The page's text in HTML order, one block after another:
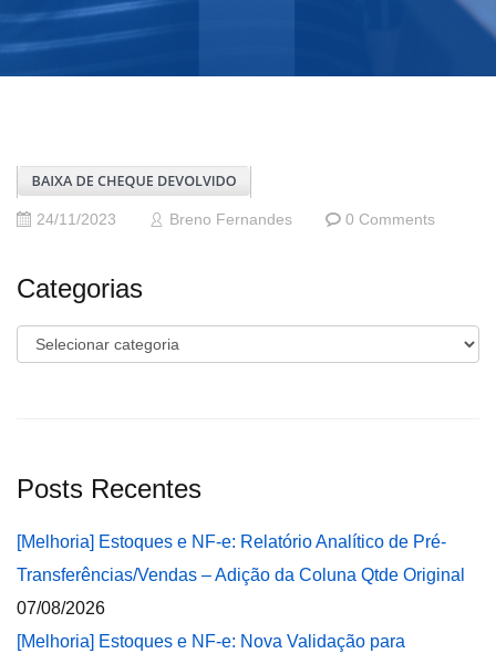
24/11/2023 Breno Fernandes 0 Comments
Categorias
Categorias
Posts Recentes
[Melhoria] Estoques e NF-e: Relatório Analítico de Pré-
Transferências/Vendas – Adição da Coluna Qtde Original
07/08/2026
[Melhoria] Estoques e NF-e: Nova Validação para